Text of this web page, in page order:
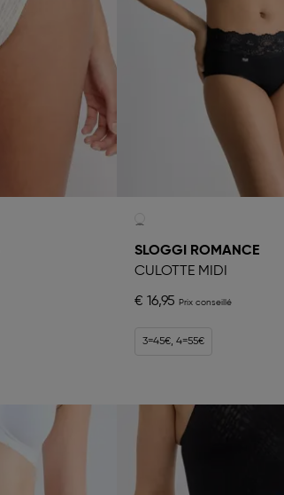
SLOGGI ROMANCE
CULOTTE MIDI
€ 16,95
3=45€, 4=55€